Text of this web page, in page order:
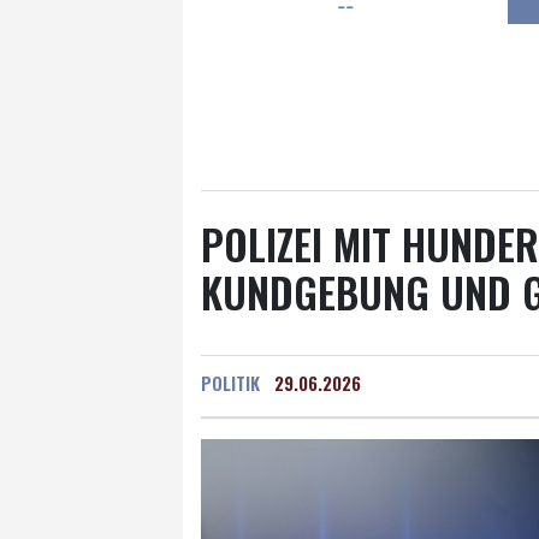
Frankfurt am Main
--
POLIZEI MIT
KUNDGEBUNG UND
POLITIK 29.06.2026